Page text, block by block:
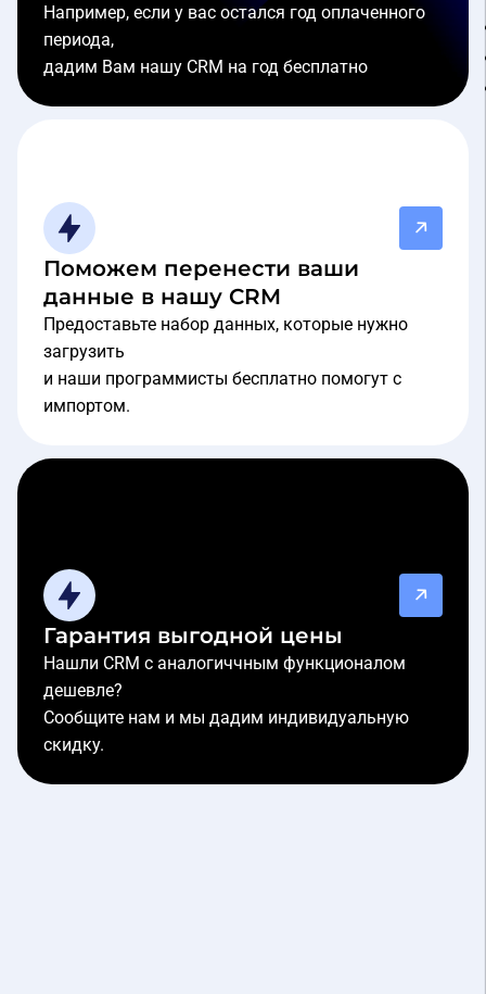
Например, если у вас остался год оплаченного
периода,
дадим Вам нашу CRM на год бесплатно
Поможем перенести ваши
данные в нашу CRM
Предоставьте набор данных, которые нужно
загрузить
и наши программисты бесплатно помогут с
импортом.
Гарантия выгодной цены
Нашли CRM с аналогиччным функционалом
дешевле?
Сообщите нам и мы дадим индивидуальную
скидку.